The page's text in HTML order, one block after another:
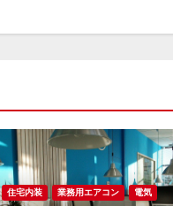
住宅内装 業務用エアコン 電気